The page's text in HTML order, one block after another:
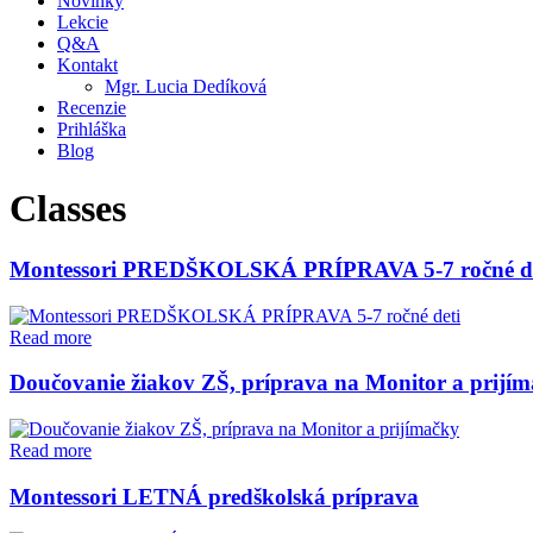
Lekcie
Q&A
Kontakt
Mgr. Lucia Dedíková
Recenzie
Prihláška
Blog
Classes
Montessori PREDŠKOLSKÁ PRÍPRAVA 5-7 ročné
Read more
Doučovanie žiakov ZŠ, príprava na Monitor a
Read more
Montessori LETNÁ predškolská príprava